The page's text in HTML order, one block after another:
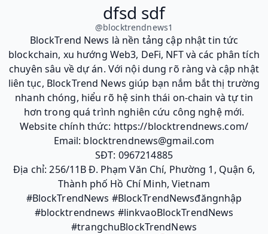
dfsd sdf
@blocktrendnews1
BlockTrend News là nền tảng cập nhật tin tức
blockchain, xu hướng Web3, DeFi, NFT và các phân tích
chuyên sâu về dự án. Với nội dung rõ ràng và cập nhật
liên tục, BlockTrend News giúp bạn nắm bắt thị trường
nhanh chóng, hiểu rõ hệ sinh thái on-chain và tự tin
hơn trong quá trình nghiên cứu công nghệ mới.
Website chính thức: https://blocktrendnews.com/
Email: blocktrendnews@gmail.com
SĐT: 0967214885
Địa chỉ: 256/11B Đ. Phạm Văn Chí, Phường 1, Quận 6,
Thành phố Hồ Chí Minh, Vietnam
#BlockTrendNews #BlockTrendNewsđăngnhập
#blocktrendnews #linkvaoBlockTrendNews
#trangchuBlockTrendNews